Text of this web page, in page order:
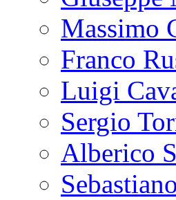
Massimo
Franco
Luigi
Sergio
Alberico